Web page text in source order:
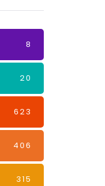
8
20
623
406
315